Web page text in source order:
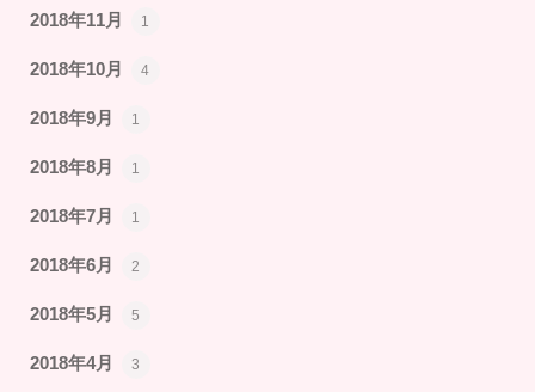
2018年11月 1
2018年10月 4
2018年9月 1
2018年8月 1
2018年7月 1
2018年6月 2
2018年5月 5
2018年4月 3